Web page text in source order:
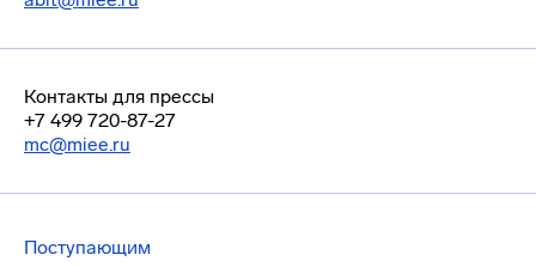
Контакты для прессы
+7 499 720-87-27
mc@miee.ru
Поступающим